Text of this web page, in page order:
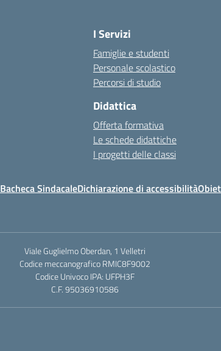
I Servizi
Famiglie e studenti
Personale scolastico
Percorsi di studio
Didattica
Offerta formativa
Le schede didattiche
I progetti delle classi
Bacheca SindacaleDichiarazione di accessibilità
Viale Guglielmo Oberdan, 1 Velletri
Codice meccanografico RMIC8F9002
Codice Univoco IPA: UFPH3F
C.F. 95036910586